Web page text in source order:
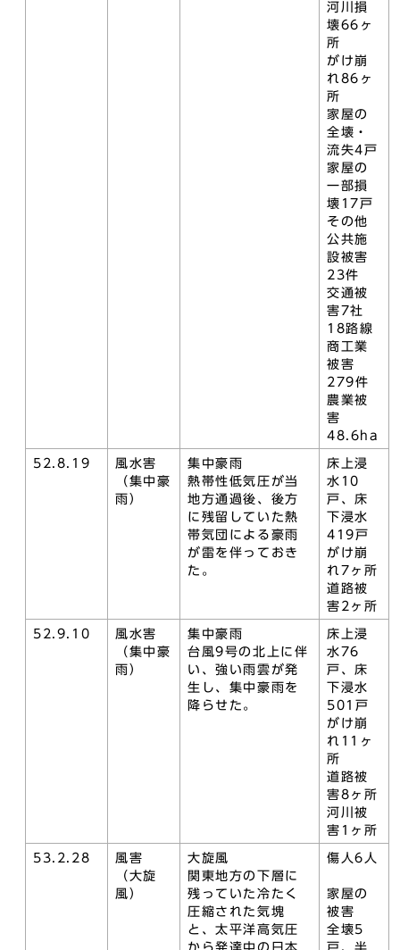
河川損
壊66ヶ
所
がけ崩
れ86ヶ
所
家屋の
全壊・
流失4戸
家屋の
一部損
壊17戸
その他
公共施
設被害
23件
交通被
害7社
18路線
商工業
被害
279件
農業被
害
48.6ha
52.8.19
風水害
（集中豪
雨）
集中豪雨
熱帯性低気圧が当
地方通過後、後方
に残留していた熱
帯気団による豪雨
が雷を伴っておき
た。
床上浸
水10
戸、床
下浸水
419戸
がけ崩
れ7ヶ所
道路被
害2ヶ所
52.9.10
風水害
（集中豪
雨）
集中豪雨
台風9号の北上に伴
い、強い雨雲が発
生し、集中豪雨を
降らせた。
床上浸
水76
戸、床
下浸水
501戸
がけ崩
れ11ヶ
所
道路被
害8ヶ所
河川被
害1ヶ所
53.2.28
風害
（大旋
風）
大旋風
関東地方の下層に
残っていた冷たく
圧縮された気塊
と、太平洋高気圧
から発達中の日本
傷人6人
家屋の
被害
全壊5
戸、半